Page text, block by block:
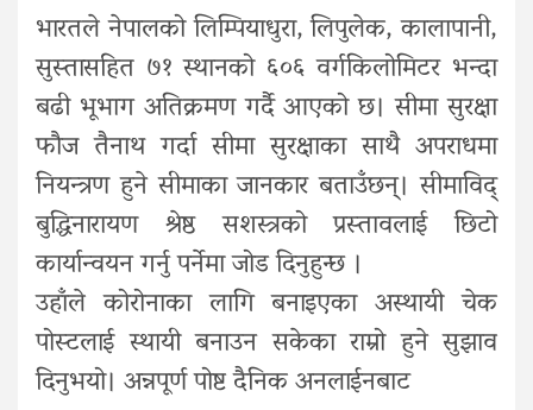
भारतले नेपालको लिम्पियाधुरा, लिपुलेक, कालापानी,
सुस्तासहित ७१ स्थानको ६०६ वर्गकिलोमिटर भन्दा
बढी भूभाग अतिक्रमण गर्दै आएको छ। सीमा सुरक्षा
फौज तैनाथ गर्दा सीमा सुरक्षाका साथै अपराधमा
नियन्त्रण हुने सीमाका जानकार बताउँछन्। सीमाविद्
बुद्धिनारायण श्रेष्ठ सशस्त्रको प्रस्तावलाई छिटो
कार्यान्वयन गर्नु पर्नेमा जोड दिनुहुन्छ ।
उहाँले कोरोनाका लागि बनाइएका अस्थायी चेक
पोस्टलाई स्थायी बनाउन सकेका राम्रो हुने सुझाव
दिनुभयो। अन्नपूर्ण पोष्ट दैनिक अनलाईनबाट